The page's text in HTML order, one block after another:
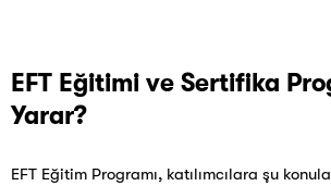
EFT Eğitimi ve Sertifika
Yarar?
EFT Eğitim Programı, katılımcılara şu